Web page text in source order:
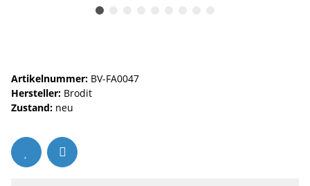
Artikelnummer: BV-FA0047
Hersteller: Brodit
Zustand: neu